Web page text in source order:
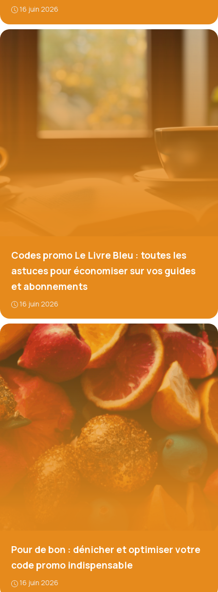
16 juin 2026
Codes promo Le Livre Bleu : toutes les
astuces pour économiser sur vos guides
et abonnements
16 juin 2026
Pour de bon : dénicher et optimiser votre
code promo indispensable
16 juin 2026